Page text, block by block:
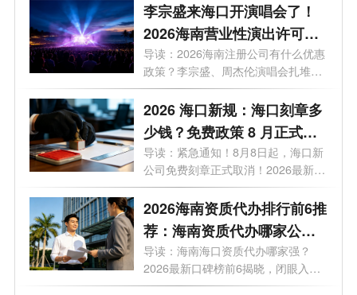
李宗盛来海口开演唱会了！
2026海南营业性演出许可证
怎么办理？一文看懂海南演
艺补贴申报合规全流程
导读：2026海南注册公司有什么优惠
政策？李宗盛、周杰伦演唱会扎堆，
揭秘...
2026 海口新规：海口刻章多
少钱？免费政策 8 月正式取
消
导读：紧急通知！8月8日起，海口新
公司免费刻章正式取消！2026最新政
策，海...
2026海南资质代办排行前6推
荐：海南资质代办哪家公司
好？
导读：海南海口资质代办哪家强？
2026最新口碑榜前6揭晓，闭眼入。
你想在海...